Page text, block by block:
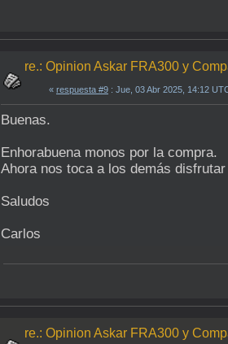
re.: Opinion Askar FRA300 y
« respuesta #9 : Jue, 03 Abr 2025, 14:12
Buenas.
Enhorabuena monos por la compra.
Ahora nos toca a los demás
Saludos
Carlos
re.: Opinion Askar FRA300 y